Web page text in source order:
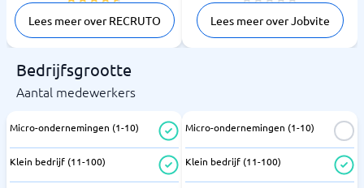
Lees meer over RECRUTO Lees meer over Jobvite
Bedrijfsgrootte
Aantal medewerkers
Micro-ondernemingen (1-10)
Klein bedrijf (11-100)
Micro-ondernemingen (1-10)
Klein bedrijf (11-100)